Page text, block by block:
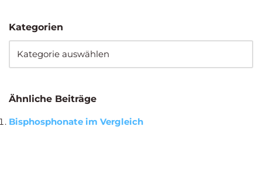
Kategorien
Ähnliche Beiträge
Bisphosphonate im Vergleich